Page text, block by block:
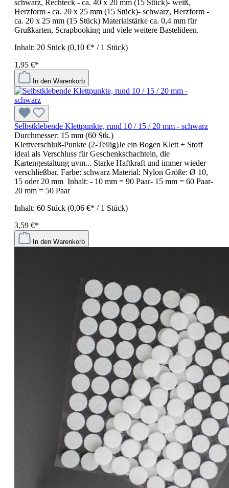
schwarz, Rechteck - ca. 40 x 20 mm (15 Stück)- weiß,
Herzform - ca. 20 x 25 mm (15 Stück)- schwarz, Herzform -
ca. 20 x 25 mm (15 Stück) Materialstärke ca. 0,4 mm für
Grußkarten, Scrapbooking und viele weitere Bastelideen.
Inhalt: 20 Stück (0,10 €* / 1 Stück)
1,95 €*
In den Warenkorb
Selbstklebende Klettpunkte, rund 10 / 15 / 20 mm - schwarz
Durchmesser: 15 mm (60 Stk.)
Klettverschluß-Punkte (2-Teilig)Je ein Bogen Klett + Stoff
ideal als Verschluss für Geschenkschachteln, die
Kartengestaltung uvm... Starke Haftkraft und immer wieder
verschließbar. Farbe: schwarz Material: Nylon Größe: Ø 10,
15 oder 20 mm Inhalt: - 10 mm = 90 Paar- 15 mm = 60 Paar-
20 mm = 50 Paar
Inhalt: 60 Stück (0,06 €* / 1 Stück)
3,59 €*
In den Warenkorb